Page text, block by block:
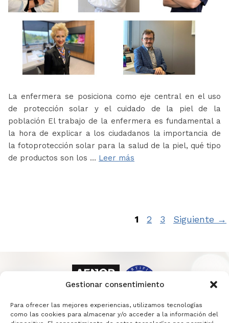
Gestionar consentimiento
Para ofrecer las mejores experiencias, utilizamos tecnologías
como las cookies para almacenar y/o acceder a la información del
La enfermera se posiciona como eje central en el uso
de protección solar y el cuidado de la piel de la
población El trabajo de la enfermera es fundamental a
la hora de explicar a los ciudadanos la importancia de
la fotoprotección solar para la salud de la piel, qué tipo
de productos son los … Leer más
Página
1 Página
2 Página
3 Siguiente →